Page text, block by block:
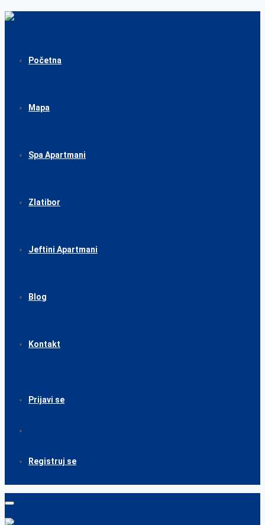
Početna
Mapa
Spa Apartmani
Zlatibor
Jeftini Apartmani
Blog
Kontakt
Prijavi se
Registruj se